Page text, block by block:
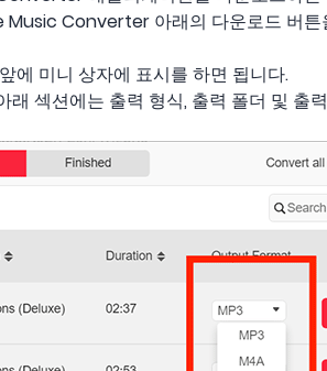
Converter 아래의 다운로드 버튼
에 미니 상자에 표시를 하면 됩니다.
섹션에는 출력 형식, 출력 폴더 및 출